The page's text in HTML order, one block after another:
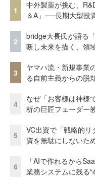
1
中外製薬が挑む、
＆A」──長期大型投
2
bridge大長氏が語る
断し未来を描く、領
3
ヤマハ流・新規事業
る自前主義からの脱
4
なぜ「お客様は神様
析の巨匠フェーダー
5
VC出資で「戦略的
資を無駄にしないた
6
「AIで作れるから
業務システムに残る